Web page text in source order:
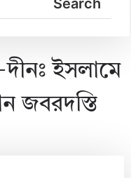
ইসলামে
জবরদস্তি